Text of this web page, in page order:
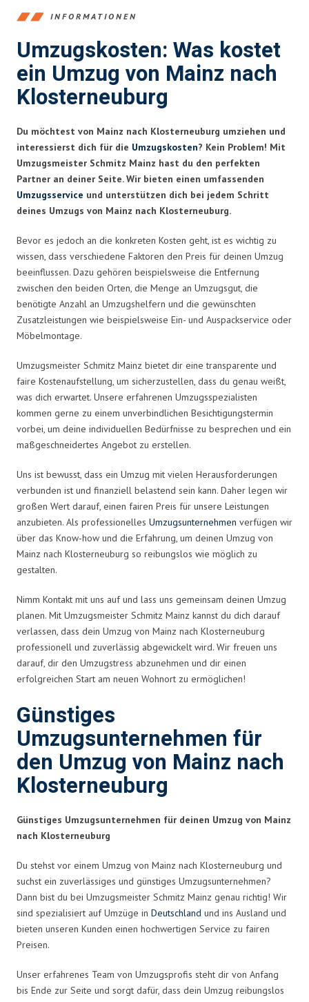
INFORMATIONEN
Umzugskosten: Was kostet
ein Umzug von Mainz nach
Klosterneuburg
Du möchtest von Mainz nach Klosterneuburg umziehen und
interessierst dich für die Umzugskosten? Kein Problem! Mit
Umzugsmeister Schmitz Mainz hast du den perfekten
Partner an deiner Seite. Wir bieten einen umfassenden
Umzugsservice und unterstützen dich bei jedem Schritt
deines Umzugs von Mainz nach Klosterneuburg.
Bevor es jedoch an die konkreten Kosten geht, ist es wichtig zu
wissen, dass verschiedene Faktoren den Preis für deinen Umzug
beeinflussen. Dazu gehören beispielsweise die Entfernung
zwischen den beiden Orten, die Menge an Umzugsgut, die
benötigte Anzahl an Umzugshelfern und die gewünschten
Zusatzleistungen wie beispielsweise Ein- und Auspackservice oder
Möbelmontage.
Umzugsmeister Schmitz Mainz bietet dir eine transparente und
faire Kostenaufstellung, um sicherzustellen, dass du genau weißt,
was dich erwartet. Unsere erfahrenen Umzugsspezialisten
kommen gerne zu einem unverbindlichen Besichtigungstermin
vorbei, um deine individuellen Bedürfnisse zu besprechen und ein
maßgeschneidertes Angebot zu erstellen.
Uns ist bewusst, dass ein Umzug mit vielen Herausforderungen
verbunden ist und finanziell belastend sein kann. Daher legen wir
großen Wert darauf, einen fairen Preis für unsere Leistungen
anzubieten. Als professionelles Umzugsunternehmen verfügen wir
über das Know-how und die Erfahrung, um deinen Umzug von
Mainz nach Klosterneuburg so reibungslos wie möglich zu
gestalten.
Nimm Kontakt mit uns auf und lass uns gemeinsam deinen Umzug
planen. Mit Umzugsmeister Schmitz Mainz kannst du dich darauf
verlassen, dass dein Umzug von Mainz nach Klosterneuburg
professionell und zuverlässig abgewickelt wird. Wir freuen uns
darauf, dir den Umzugstress abzunehmen und dir einen
erfolgreichen Start am neuen Wohnort zu ermöglichen!
Günstiges
Umzugsunternehmen für
den Umzug von Mainz nach
Klosterneuburg
Günstiges Umzugsunternehmen für deinen Umzug von Mainz
nach Klosterneuburg
Du stehst vor einem Umzug von Mainz nach Klosterneuburg und
suchst ein zuverlässiges und günstiges Umzugsunternehmen?
Dann bist du bei Umzugsmeister Schmitz Mainz genau richtig! Wir
sind spezialisiert auf Umzüge in Deutschland und ins Ausland und
bieten unseren Kunden einen hochwertigen Service zu fairen
Preisen.
Unser erfahrenes Team von Umzugsprofis steht dir von Anfang
bis Ende zur Seite und sorgt dafür, dass dein Umzug reibungslos